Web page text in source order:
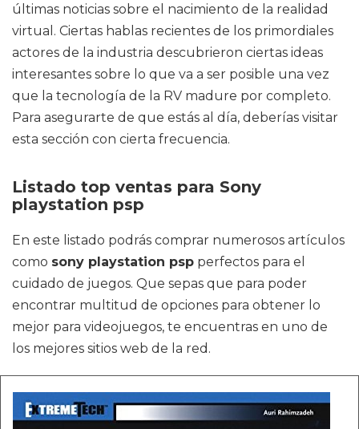
últimas noticias sobre el nacimiento de la realidad
virtual. Ciertas hablas recientes de los primordiales
actores de la industria descubrieron ciertas ideas
interesantes sobre lo que va a ser posible una vez
que la tecnología de la RV madure por completo.
Para asegurarte de que estás al día, deberías visitar
esta sección con cierta frecuencia.
Listado top ventas para Sony
playstation psp
En este listado podrás comprar numerosos artículos
como sony playstation psp perfectos para el
cuidado de juegos. Que sepas que para poder
encontrar multitud de opciones para obtener lo
mejor para videojuegos, te encuentras en uno de
los mejores sitios web de la red.